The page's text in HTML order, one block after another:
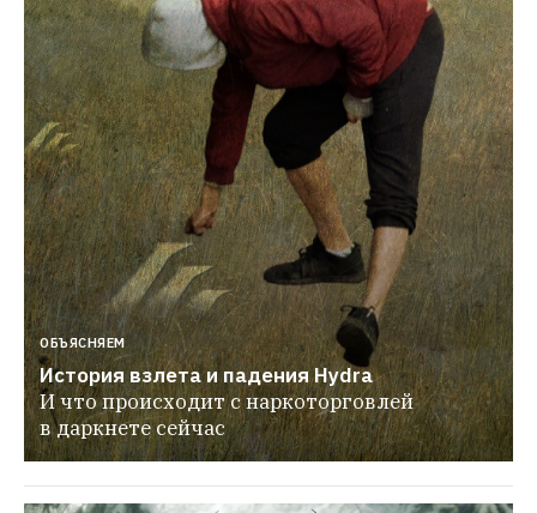
ОБЪЯСНЯЕМ
История взлета и падения Hydra
И что происходит с наркоторговлей
в даркнете сейчас